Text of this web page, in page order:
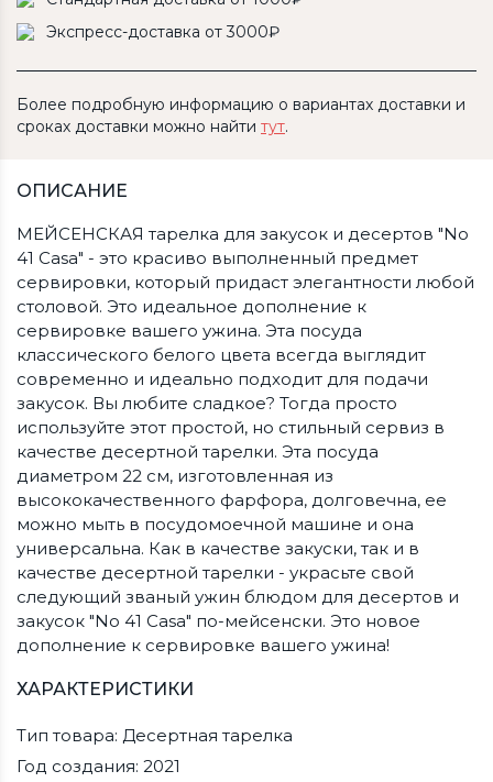
Экспресс-доставка от 3000₽
Более подробную информацию о вариантах доставки и
сроках доставки можно найти тут.
ОПИСАНИЕ
МЕЙСЕНСКАЯ тарелка для закусок и десертов "No
41 Casa" - это красиво выполненный предмет
сервировки, который придаст элегантности любой
столовой. Это идеальное дополнение к
сервировке вашего ужина. Эта посуда
классического белого цвета всегда выглядит
современно и идеально подходит для подачи
закусок. Вы любите сладкое? Тогда просто
используйте этот простой, но стильный сервиз в
качестве десертной тарелки. Эта посуда
диаметром 22 см, изготовленная из
высококачественного фарфора, долговечна, ее
можно мыть в посудомоечной машине и она
универсальна. Как в качестве закуски, так и в
качестве десертной тарелки - украсьте свой
следующий званый ужин блюдом для десертов и
закусок "No 41 Casa" по-мейсенски. Это новое
дополнение к сервировке вашего ужина!
ХАРАКТЕРИСТИКИ
Тип товара: Десертная тарелка
Год создания: 2021